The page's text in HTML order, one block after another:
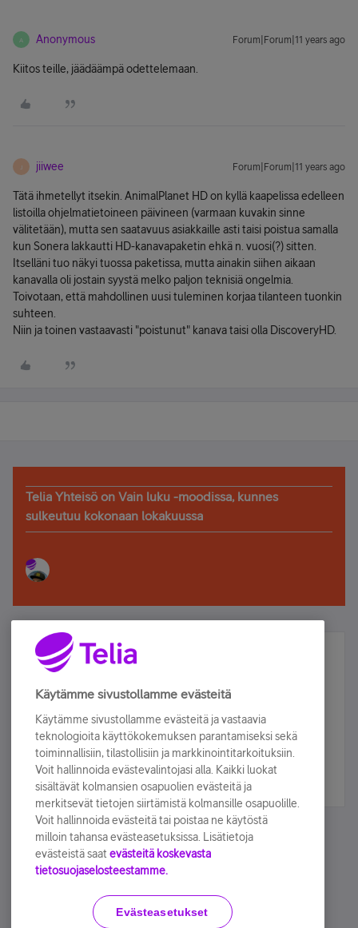
A Anonymous Forum|Forum|11 years ago
Kiitos teille, jäädäämpä odettelemaan.
J jiiwee Forum|Forum|11 years ago
Tätä ihmetellyt itsekin. AnimalPlanet HD on kyllä kaapelissa edelleen
listoilla ohjelmatietoineen päivineen (varmaan kuvakin sinne
välitetään), mutta sen saatavuus asiakkaille asti taisi poistua samalla
kun Sonera lakkautti HD-kanavapaketin ehkä n. vuosi(?) sitten.
Itselläni tuo näkyi tuossa paketissa, mutta ainakin siihen aikaan
kanavalla oli jostain syystä melko paljon teknisiä ongelmia.
Toivotaan, että mahdollinen uusi tuleminen korjaa tilanteen tuonkin
suhteen.
Niin ja toinen vastaavasti "poistunut" kanava taisi olla DiscoveryHD.
Telia Yhteisö on Vain luku -moodissa, kunnes
sulkeutuu kokonaan lokakuussa
Älä jää paitsi – osallistu ja voita!
Tilaa Telian uutiskirje ja olet mukana arvonnassa.
sähköpostiisi.
Tilaa nyt
Käyttöehdot Accessibility statement
Käytämme sivustollamme evästeitä
Käytämme sivustollamme evästeitä ja vastaavia
teknologioita käyttökokemuksen parantamiseksi sekä
toiminnallisiin, tilastollisiin ja markkinointitarkoituksiin.
Voit hallinnoida evästevalintojasi alla. Kaikki luokat
sisältävät kolmansien osapuolien evästeitä ja
merkitsevät tietojen siirtämistä kolmansille osapuolille.
Voit hallinnoida evästeitä tai poistaa ne käytöstä
milloin tahansa evästeasetuksissa. Lisätietoja
evästeistä saat evästeitä koskevasta
tietosuojaselosteestamme.
Evästeasetukset